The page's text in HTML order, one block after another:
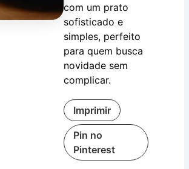
com um prato
sofisticado e
simples, perfeito
para quem busca
novidade sem
complicar.
Imprimir
Pin no
Pinterest